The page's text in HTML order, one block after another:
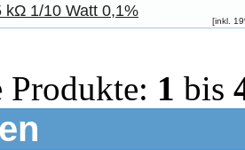
kΩ 1/10 Watt 0,1%
[inkl.
Produkte: 1 bis